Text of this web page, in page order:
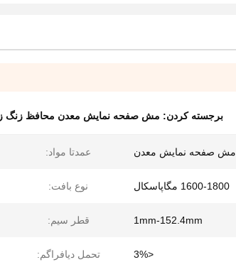
برجسته کردن: مش صفحه نمایش معدن محافظ زنگ
مش صفحه نمایش معدن عمدتا مواد:
1600-1800 مگاپاسکال نوع بافت:
1mm-152.4mm قطر سیم:
<3% تحمل دیافراگم: